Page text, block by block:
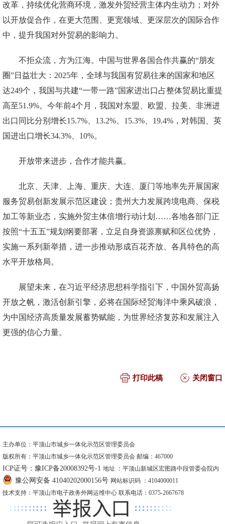
改革，持续优化营商环境，激发外贸经营主体内生动力；对外
以开放促合作，在更大范围、更宽领域、更深层次的国际合作
中，提升我国对外贸易的影响力。
不拒众流，方为江海。中国与世界各国合作共赢的“朋友
圈”日益壮大：2025年，全球与我国有贸易往来的国家和地区
达249个，我国与共建“一带一路”国家进出口占整体贸易比重提
高至51.9%。今年前4个月，我国对东盟、欧盟、拉美、非洲进
出口同比分别增长15.7%、13.2%、15.3%、19.4%，对韩国、英
国进出口增长34.3%、10%。
开放带来进步，合作才能共赢。
北京、天津、上海、重庆、大连、厦门等地率先开展国家
服务贸易创新发展示范区建设；贵州大力发展跨境电商、保税
加工等新业态，实施外贸主体倍增行动计划……各地各部门正
按照“十五五”规划纲要部署，立足自身资源禀赋和区位优势，
实施一系列新举措，进一步推动形成百花齐放、各具特色的高
水平开放格局。
展望未来，在习近平经济思想科学指引下，中国外贸高扬
开放之帆，激活创新引擎，必将在国际经贸海洋中乘风破浪，
为中国经济高质量发展蓄势赋能，为世界经济复苏和发展注入
更强的信心力量。
打印此稿 关闭窗口
主办单位：平顶山市城乡一体化示范区管理委员会
版权所有：平顶山市城乡一体化示范区管理委员会 邮编：467000
ICP证号：豫ICP备20008392号-1 地址 ：平顶山新城区宏图路中段管委会院内
豫公网安备 41040202000156号 网站标识码 ：4104000011
技术支持：平顶山市电子政务外网运维中心 联系电话：0375-2667678